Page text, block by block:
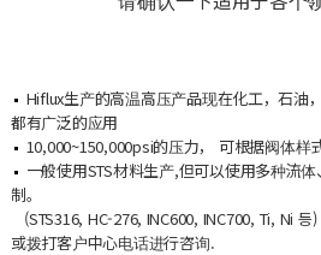
Hiflux生产的高温高压产品现在化工，石油
都有广泛的应用
10,000~150,000psi的压力， 可根据阀体样
一般使用STS材料生产,但可以使用多种流
制。
(STS316, HC-276, INC600, INC700, Ti, Ni
或拨打客户中心电话进行咨询.